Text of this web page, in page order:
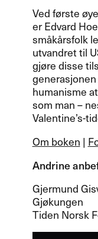
Ved f​ø​rste
er Edvard
sm​å​k​å​rsfolk
utvandret til
gj​ø​re disse
humanisme
som man ​–
Valentine​’​s-
Om boken |
Andrine
Gjermund
Gj​ø​kungen
Tiden Norsk